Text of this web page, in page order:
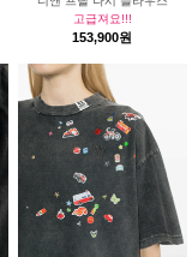
고급져요!!!
153,900원